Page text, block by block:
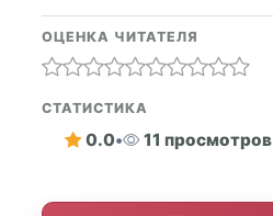
ОЦЕНКА ЧИТАТЕЛЯ
СТАТИСТИКА
0.0• 11 просмотров